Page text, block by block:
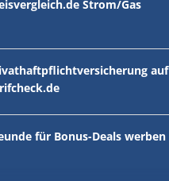
Strom/Gas
auf
für Bonus-Deals werben